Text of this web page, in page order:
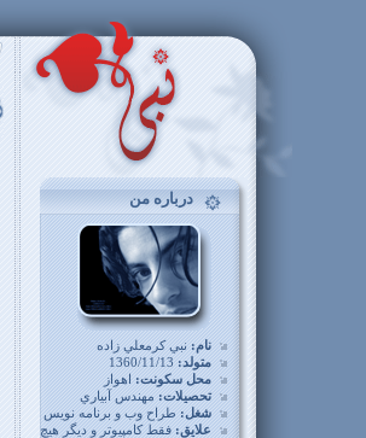
درباره من
نام:نبي کرمعلي زاده
متولد: 1360/11/13
محل سکونت:اهواز
تحصيلات:مهندس آبياري
شغل:طراح وب و برنامه نويس
علايق:فقط کامپيوتر و دیگر هیچ